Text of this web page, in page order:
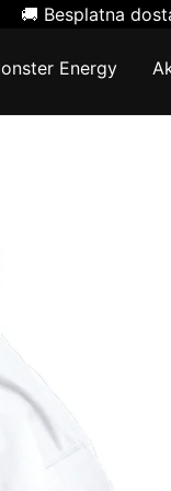
🚚 Besplatna
Energy